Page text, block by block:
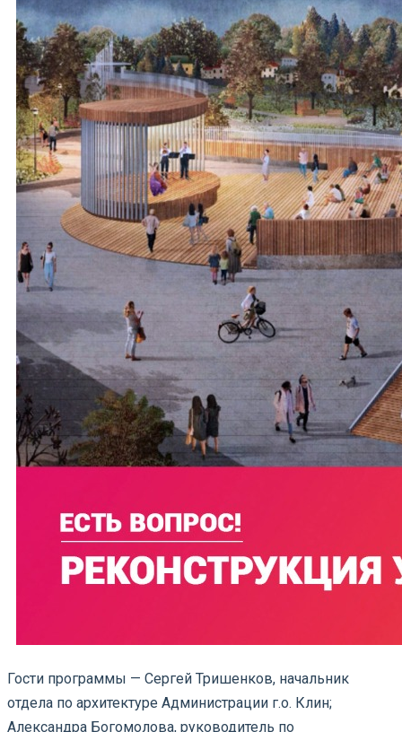
Гости программы — Сергей Тришенков, начальник
отдела по архитектуре Администрации г.о. Клин;
Александра Богомолова, руководитель по